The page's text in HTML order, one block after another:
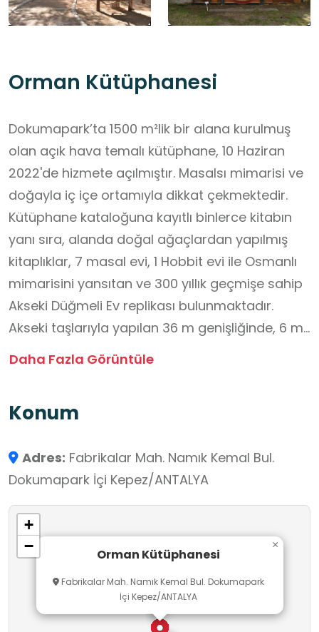
Orman Kütüphanesi
Dokumapark’ta 1500 m²lik bir alana kurulmuş
olan açık hava temalı kütüphane, 10 Haziran
2022'de hizmete açılmıştır. Masalsı mimarisi ve
doğayla iç içe ortamıyla dikkat çekmektedir.
Kütüphane kataloğuna kayıtlı binlerce kitabın
yanı sıra, alanda doğal ağaçlardan yapılmış
kitaplıklar, 7 masal evi, 1 Hobbit evi ile Osmanlı
mimarisini yansıtan ve 300 yıllık geçmişe sahip
Akseki Düğmeli Ev replikası bulunmaktadır.
Akseki taşlarıyla yapılan 36 m genişliğinde, 6 m
yüksekliğindeki Düğmeli Ev, şehrin kültürel
Daha Fazla Görüntüle
Konum
Adres: Fabrikalar Mah. Namık Kemal Bul.
Dokumapark İçi Kepez/ANTALYA
Orman Kütüphanesi
Fabrikalar Mah. Namık Kemal Bul. Dokumapark
İçi Kepez/ANTALYA
×
+
−